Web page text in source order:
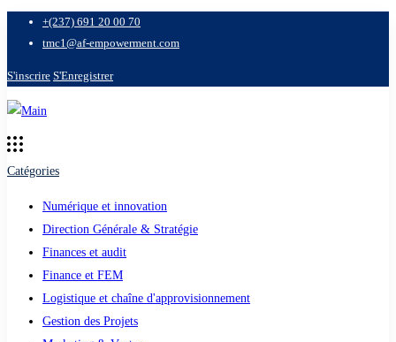
+(237) 691 20 00 70
tmc1@af-empowerment.com
S'inscrire S'Enregistrer
Catégories
Numérique et innovation
Direction Générale & Stratégie
Finances et audit
Finance et FEM
Logistique et chaîne d'approvisionnement
Gestion des Projets